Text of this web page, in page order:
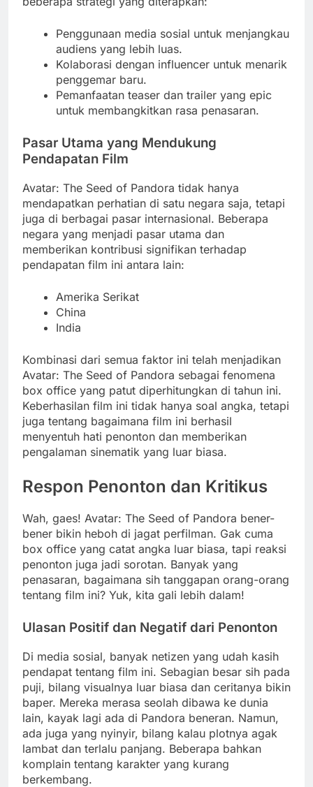
Penggunaan media sosial untuk menjangkau
audiens yang lebih luas.
Kolaborasi dengan influencer untuk menarik
penggemar baru.
Pemanfaatan teaser dan trailer yang epic
untuk membangkitkan rasa penasaran.
Pasar Utama yang Mendukung
Pendapatan Film
Avatar: The Seed of Pandora tidak hanya
mendapatkan perhatian di satu negara saja, tetapi
juga di berbagai pasar internasional. Beberapa
negara yang menjadi pasar utama dan
memberikan kontribusi signifikan terhadap
pendapatan film ini antara lain:
Amerika Serikat
China
India
Kombinasi dari semua faktor ini telah menjadikan
Avatar: The Seed of Pandora sebagai fenomena
box office yang patut diperhitungkan di tahun ini.
Keberhasilan film ini tidak hanya soal angka, tetapi
juga tentang bagaimana film ini berhasil
menyentuh hati penonton dan memberikan
pengalaman sinematik yang luar biasa.
Respon Penonton dan Kritikus
Wah, gaes! Avatar: The Seed of Pandora bener-
bener bikin heboh di jagat perfilman. Gak cuma
box office yang catat angka luar biasa, tapi reaksi
penonton juga jadi sorotan. Banyak yang
penasaran, bagaimana sih tanggapan orang-orang
tentang film ini? Yuk, kita gali lebih dalam!
Ulasan Positif dan Negatif dari Penonton
Di media sosial, banyak netizen yang udah kasih
pendapat tentang film ini. Sebagian besar sih pada
puji, bilang visualnya luar biasa dan ceritanya bikin
baper. Mereka merasa seolah dibawa ke dunia
lain, kayak lagi ada di Pandora beneran. Namun,
ada juga yang nyinyir, bilang kalau plotnya agak
lambat dan terlalu panjang. Beberapa bahkan
komplain tentang karakter yang kurang
berkembang.